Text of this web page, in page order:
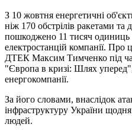
З 10 жовтня енергетичні
ніж 170 обстрілів ракетами та
пошкоджено 11 тисяч одиниць
електростанцій компанії. Про
ДТЕК Максим Тимченко під
"Європа в кризі: Шлях
енергокомпанії.
За його словами, внаслідок
інфраструктуру України
людей.